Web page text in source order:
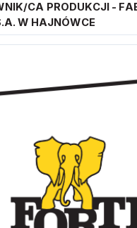
CA PRODUKCJI -
W HAJNÓWCE